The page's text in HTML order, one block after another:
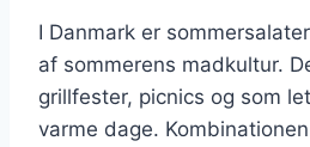
I Danmark er
af sommerens madkultur.
grillfester, picnics og som
varme dage.